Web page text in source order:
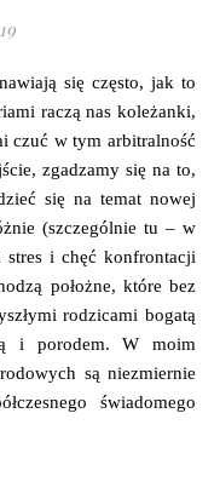
raczą nas koleżanki,
czuć w tym arbitralność
zgadzamy się na to,
się na temat nowej
(szczególnie tu – w
stres i chęć konfrontacji
położne, które bez
rodzicami bogatą
i porodem. W moim
są niezmiernie
świadomego